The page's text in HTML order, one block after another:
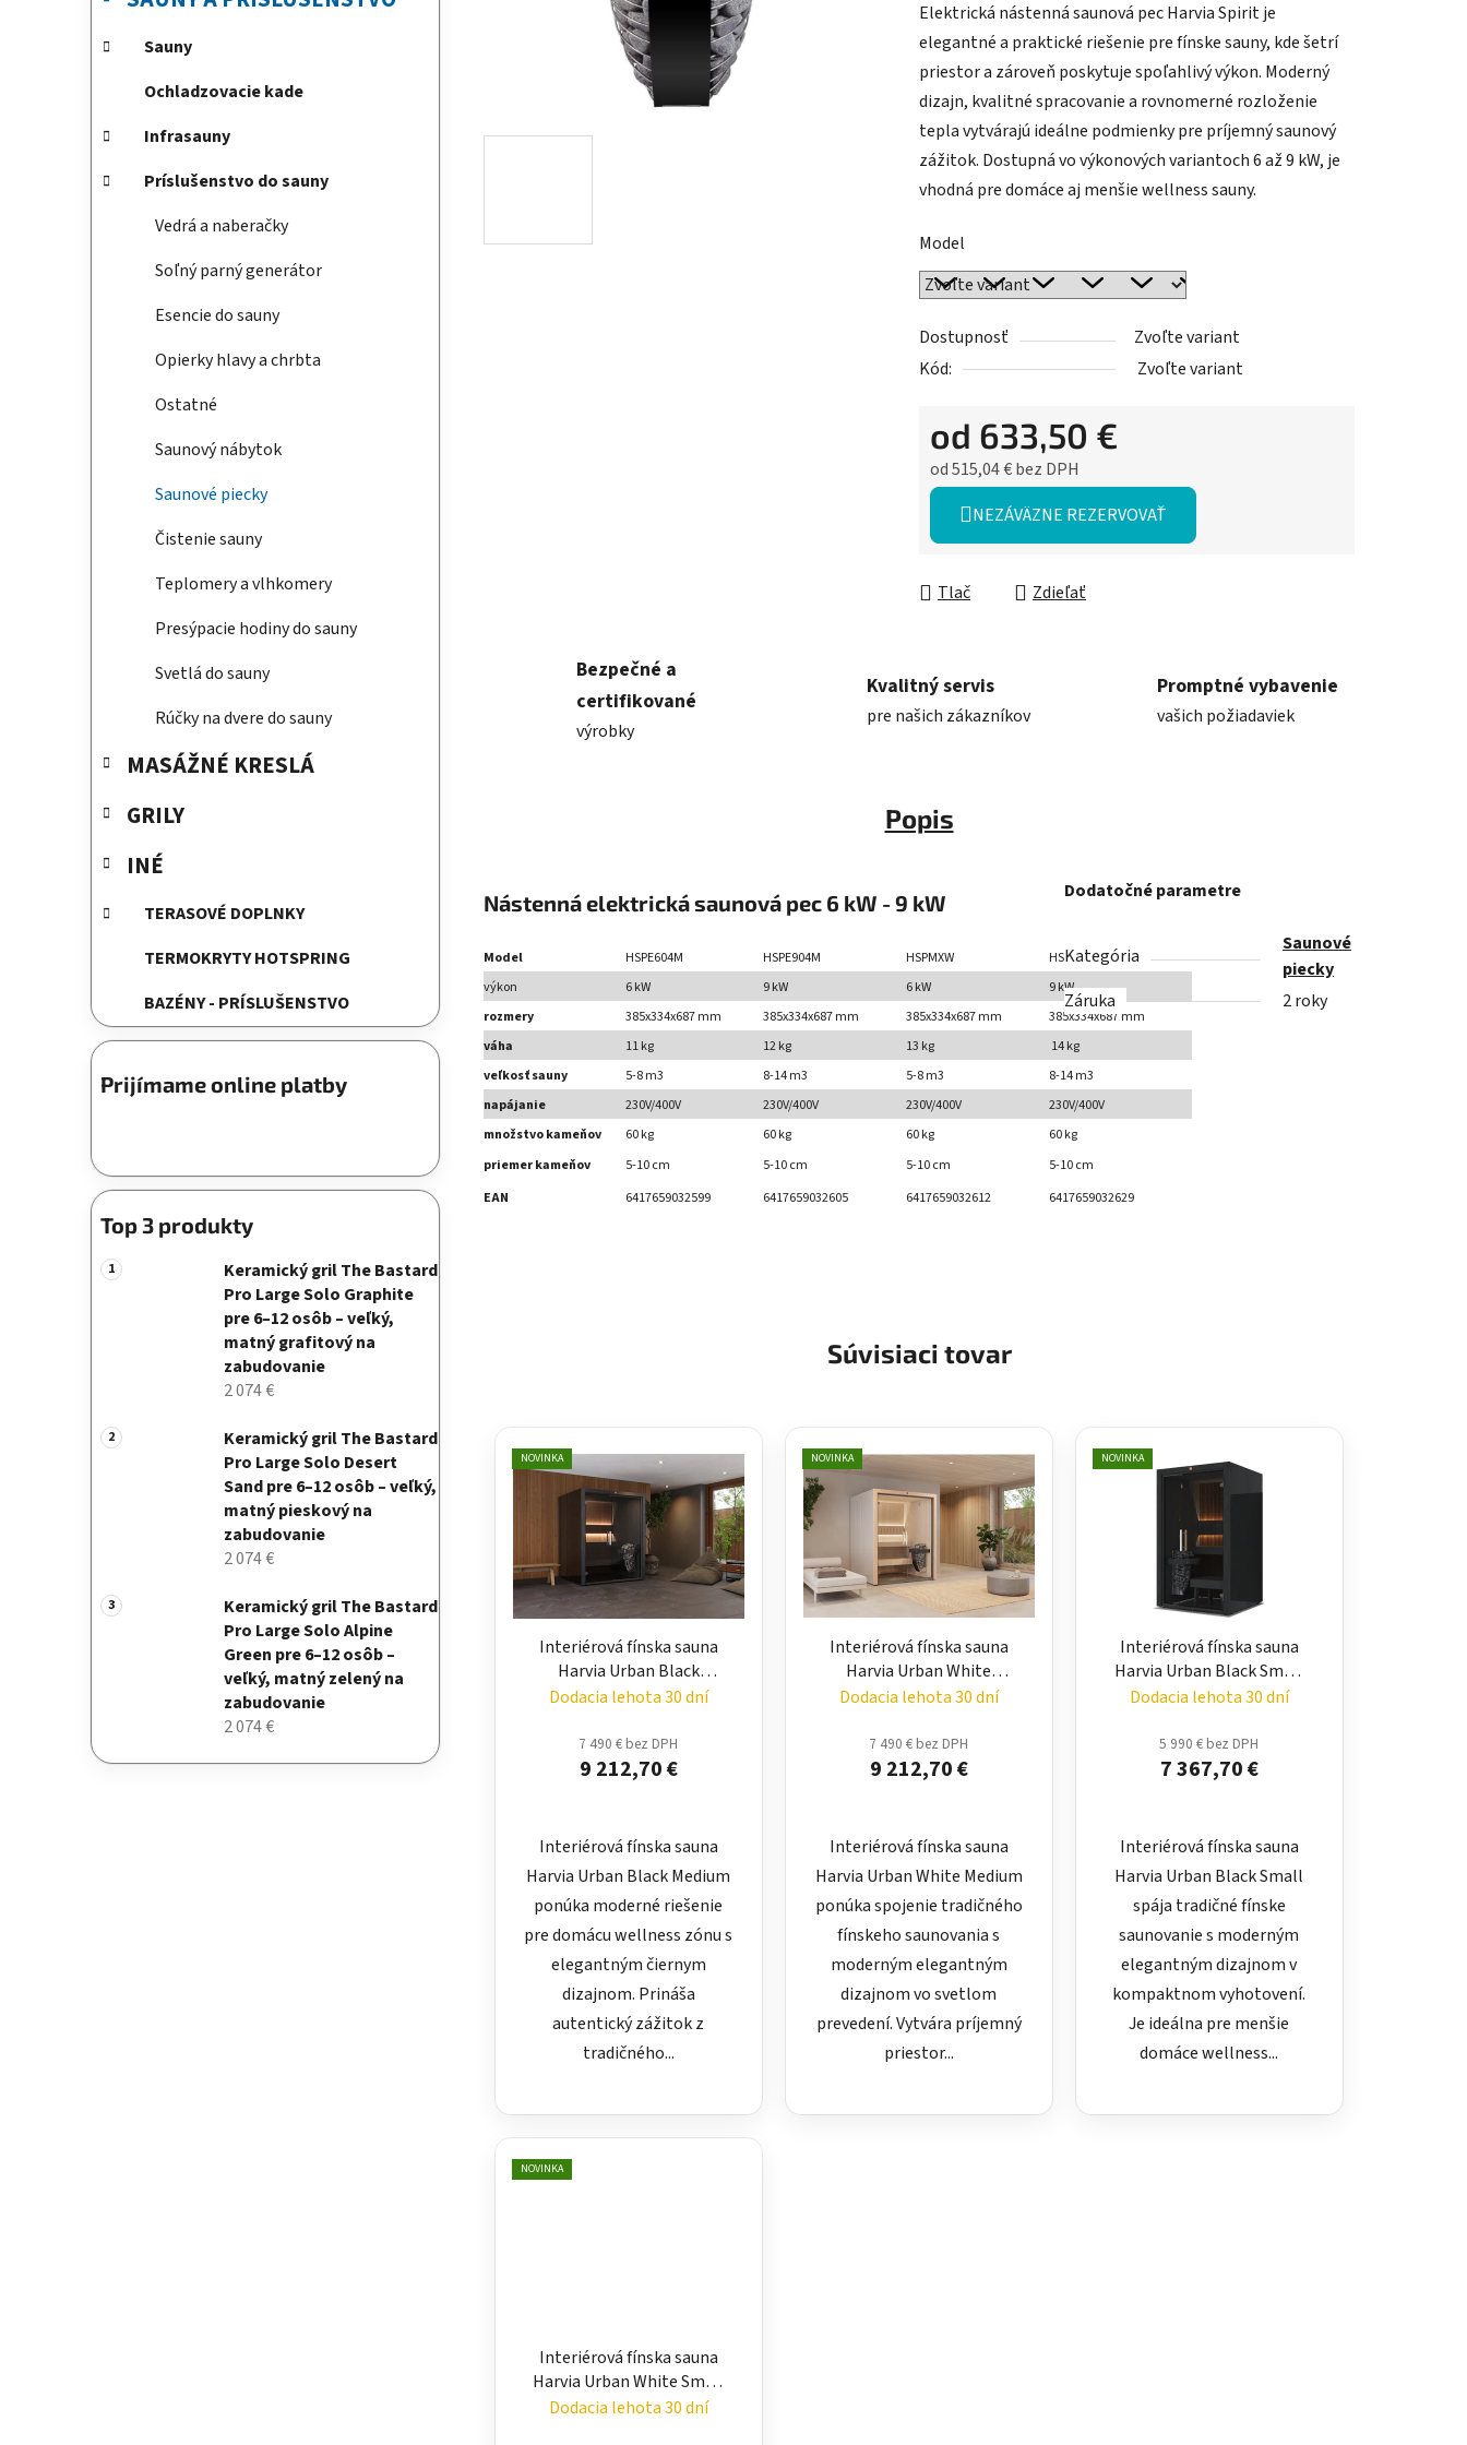
n
e
Sauny
Ochladzovacie kade
Infrasauny
Príslušenstvo do sauny
Vedrá a naberačky
Soľný parný generátor
Esencie do sauny
Opierky hlavy a chrbta
Ostatné
Saunový nábytok
Saunové piecky
Čistenie sauny
Teplomery a vlhkomery
Presýpacie hodiny do sauny
Svetlá do sauny
Rúčky na dvere do sauny
MASÁŽNÉ KRESLÁ
GRILY
INÉ
TERASOVÉ DOPLNKY
TERMOKRYTY HOTSPRING
BAZÉNY - PRÍSLUŠENSTVO
Prijímame online platby
Top 3 produkty
Keramický gril The Bastard
Pro Large Solo Graphite
pre 6–12 osôb – veľký,
matný grafitový na
zabudovanie
2 074 €
Keramický gril The Bastard
Pro Large Solo Desert
Sand pre 6–12 osôb – veľký,
matný pieskový na
zabudovanie
2 074 €
Keramický gril The Bastard
Pro Large Solo Alpine
Green pre 6–12 osôb –
veľký, matný zelený na
zabudovanie
2 074 €
Elektrická nástenná saunová pec Harvia Spirit je
elegantné a praktické riešenie pre fínske sauny, kde šetrí
priestor a zároveň poskytuje spoľahlivý výkon. Moderný
dizajn, kvalitné spracovanie a rovnomerné rozloženie
tepla vytvárajú ideálne podmienky pre príjemný saunový
zážitok. Dostupná vo výkonových variantoch 6 až 9 kW, je
vhodná pre domáce aj menšie wellness sauny.
Model
Dostupnosť
Zvoľte variant
Kód:
Zvoľte variant
od 633,50 €
od515,04 €bez DPH
Jednotková cena:
NEZÁVÄZNE REZERVOVAŤ
Tlač Zdieľať
Bezpečné a
certifikované
výrobky
Kvalitný servis
pre našich zákazníkov
Promptné vybavenie
vašich požiadaviek
Popis
Nástenná elektrická saunová pec 6 kW - 9 kW
Model HSPE604M HSPE904M HSPMXW
HSP904MXW
výkon
6 kW 9 kW 6 kW
9 kW
rozmery
385x334x687 mm 385x334x687 mm 385x334x687 mm
385x334x687 mm
váha
11 kg 12 kg 13 kg
14 kg
veľkosť sauny
5-8 m3 8-14 m3 5-8 m3
8-14 m3
napájanie
230V/400V 230V/400V 230V/400V
230V/400V
množstvo kameňov
60 kg 60 kg 60 kg
60 kg
priemer kameňov
5-10 cm 5-10 cm 5-10 cm
5-10 cm
EAN
6417659032599 6417659032605 6417659032612 6417659032629
Dodatočné parametre
Kategória
Saunové
piecky
Záruka
2 roky
Súvisiaci tovar
NOVINKA
Interiérová fínska sauna
Harvia Urban Black
Medium – moderná
Dodacia lehota 30 dní
7 490 € bez DPH
9 212,70 €
Interiérová fínska sauna
Harvia Urban Black Medium
ponúka moderné riešenie
pre domácu wellness zónu s
elegantným čiernym
dizajnom. Prináša
autentický zážitok z
tradičného...
NOVINKA
Interiérová fínska sauna
Harvia Urban White
Medium – moderná
Dodacia lehota 30 dní
7 490 € bez DPH
9 212,70 €
Interiérová fínska sauna
Harvia Urban White Medium
ponúka spojenie tradičného
fínskeho saunovania s
moderným elegantným
dizajnom vo svetlom
prevedení. Vytvára príjemný
priestor...
NOVINKA
Interiérová fínska sauna
Harvia Urban Black Small
– moderná domáca sauna
Dodacia lehota 30 dní
5 990 € bez DPH
7 367,70 €
Interiérová fínska sauna
Harvia Urban Black Small
spája tradičné fínske
saunovanie s moderným
elegantným dizajnom v
kompaktnom vyhotovení.
Je ideálna pre menšie
domáce wellness...
NOVINKA
Interiérová fínska sauna
Harvia Urban White Small
– moderná domáca sauna
Dodacia lehota 30 dní